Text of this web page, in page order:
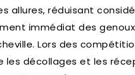
allures, réduisant
immédiat des
Lors des
les décollages et les